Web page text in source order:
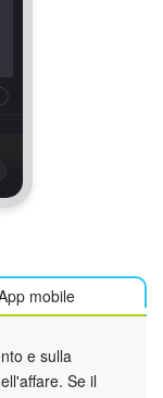
mobile
e sulla
Se il